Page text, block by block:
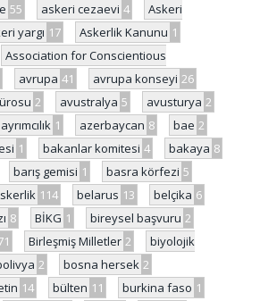
55 askeri cezaevi 4
Askeri
yargı 17 Askerlik Kanunu 1
Association for Conscientious
avrupa 41 avrupa konseyi 26
2 avustralya 5 avusturya 2
ayrımcılık 1 azerbaycan 8 bae 2
1 bakanlar komitesi 4 bakaya 8
barış gemisi 1 basra körfezi 5
114 belarus 13 belçika 6
8 BİKG 1 bireysel başvuru 2
Birleşmiş Milletler 2
biyolojik
2 bosna hersek 2
14 bülten 11 burkina faso 1